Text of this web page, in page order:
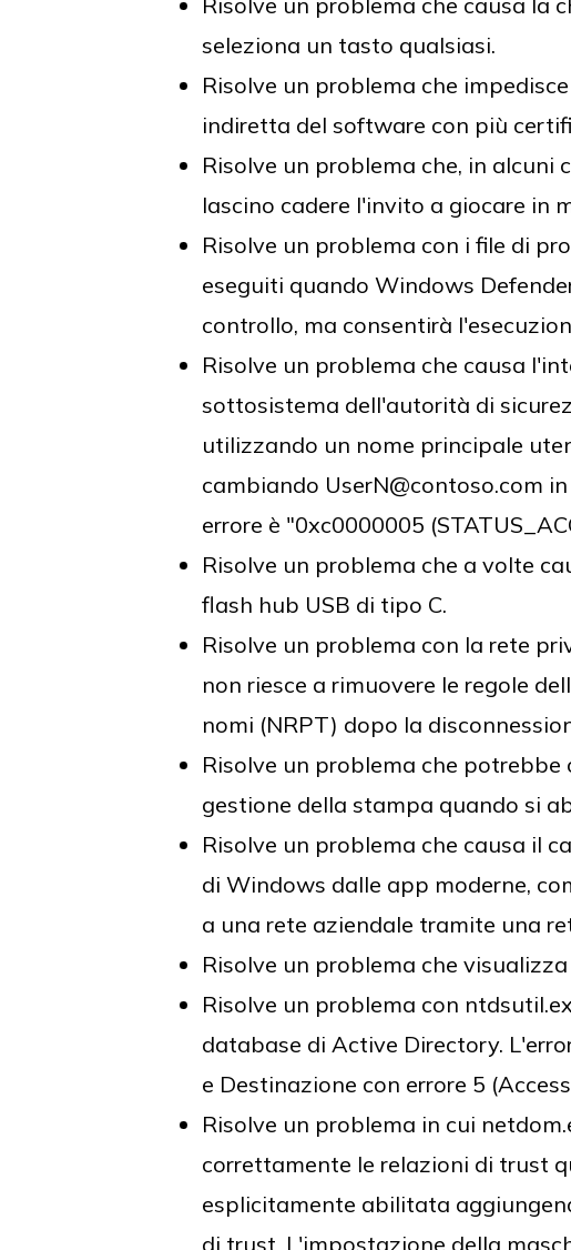
seleziona un tasto qualsiasi.
Risolve un problema che
indiretta del software con più
Risolve un problema che, in alcuni
lascino cadere l'invito a giocare in
Risolve un problema con i file di
eseguiti quando Windows
controllo, ma consentirà
Risolve un problema che causa
sottosistema dell'autorità di
utilizzando un nome principale
cambiando UserN@contoso.com
errore è "0xc0000005
Risolve un problema che a volte
flash hub USB di tipo C.
Risolve un problema con la rete
non riesce a rimuovere le regole
nomi (NRPT) dopo la
Risolve un problema che
gestione della stampa quando si
Risolve un problema che causa il
di Windows dalle app moderne,
a una rete aziendale tramite una
Risolve un problema che
Risolve un problema con
database di Active Directory.
e Destinazione con errore 5
Risolve un problema in cui
correttamente le relazioni di trust
esplicitamente abilitata
di trust. L'impostazione della